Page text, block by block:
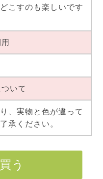
こすのも楽しいです
いて
、実物と色が違って
承ください。
う